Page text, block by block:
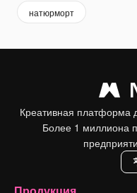
натюрморт
Креативная платформа
Более 1 миллиона